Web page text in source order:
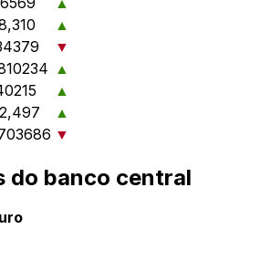
▲
▼
▲
▲
▲
▼
do banco central